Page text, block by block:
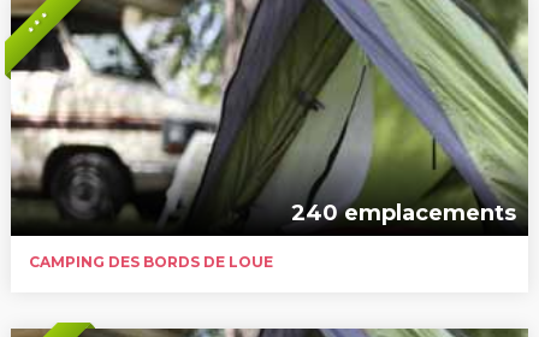
* * *
240 emplacements
CAMPING DES BORDS DE LOUE